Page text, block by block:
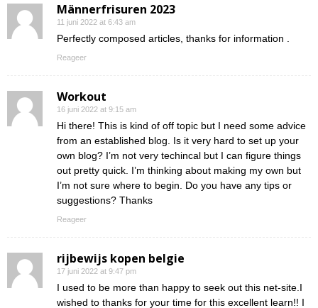
Männerfrisuren 2023
11 juni 2022 at 6:43 am
Perfectly composed articles, thanks for information .
Reageer
Workout
16 juni 2022 at 9:15 am
Hi there! This is kind of off topic but I need some advice
from an established blog. Is it very hard to set up your
own blog? I’m not very techincal but I can figure things
out pretty quick. I’m thinking about making my own but
I’m not sure where to begin. Do you have any tips or
suggestions? Thanks
Reageer
rijbewijs kopen belgie
17 juni 2022 at 9:47 pm
I used to be more than happy to seek out this net-site.I
wished to thanks for your time for this excellent learn!! I